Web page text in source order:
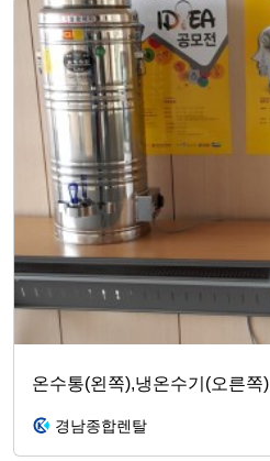
온수통(왼쪽),냉온수기(오른쪽)
경남종합렌탈